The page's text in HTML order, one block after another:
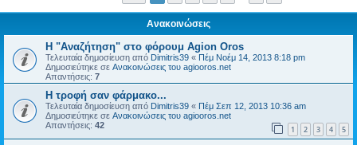
Ανακοινώσεις
Η "Αναζήτηση" στο φόρουμ Agion Oros
Τελευταία δημοσίευση από Dimitris39 « Πέμ Νοέμ 14, 2013 8:18 pm
Δημοσιεύτηκε σε Ανακοινώσεις του agiooros.net
Απαντήσεις: 7
H τροφή σαν φάρμακο...
Τελευταία δημοσίευση από Dimitris39 « Πέμ Σεπ 12, 2013 10:36 am
Δημοσιεύτηκε σε Ανακοινώσεις του agiooros.net
Απαντήσεις: 42 1 2 3 4 5